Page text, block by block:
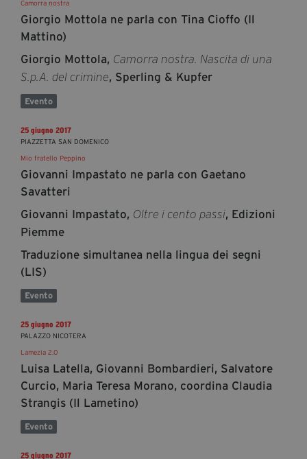
Camorra nostra
Giorgio Mottola ne parla con Tina Cioffo (Il
Mattino)
Giorgio Mottola, Camorra nostra. Nascita di una
S.p.A. del crimine, Sperling & Kupfer
Evento
25 giugno 2017
PIAZZETTA SAN DOMENICO
Mio fratello Peppino
Giovanni Impastato ne parla con Gaetano
Savatteri
Giovanni Impastato, Oltre i cento passi, Edizioni
Piemme
Traduzione simultanea nella lingua dei segni
(LIS)
Evento
25 giugno 2017
PALAZZO NICOTERA
Lamezia 2.0
Luisa Latella, Giovanni Bombardieri, Salvatore
Curcio, Maria Teresa Morano, coordina Claudia
Strangis (Il Lametino)
Evento
25 giugno 2017